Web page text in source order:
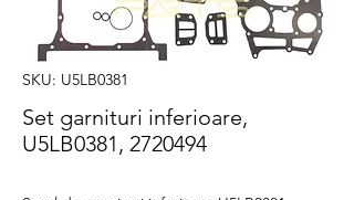
SKU: U5LB0381
Set garnituri inferioare,
U5LB0381, 2720494